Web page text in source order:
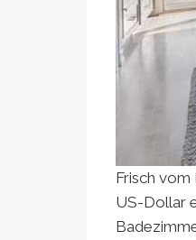
Frisch
US-Dollar